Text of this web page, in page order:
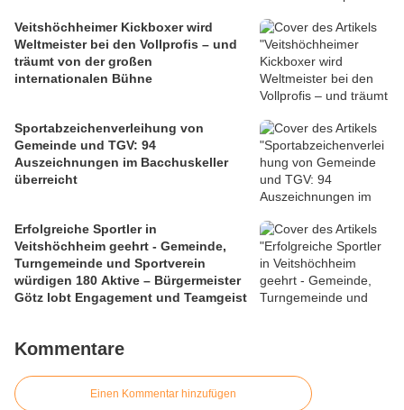
Veitshöchheimer Kickboxer wird
Weltmeister bei den Vollprofis – und
träumt von der großen
internationalen Bühne
Sportabzeichenverleihung von
Gemeinde und TGV: 94
Auszeichnungen im Bacchuskeller
überreicht
Erfolgreiche Sportler in
Veitshöchheim geehrt - Gemeinde,
Turngemeinde und Sportverein
würdigen 180 Aktive – Bürgermeister
Götz lobt Engagement und Teamgeist
Kommentare
Einen Kommentar hinzufügen